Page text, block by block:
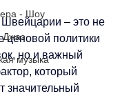
- Шоу
музыка
Швейцарии – это не
ценовой политики
но и важный
который
значительный